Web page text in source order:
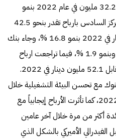
حقق نحو 45.1 مليون دينار مقابل 32.2 مليون في عام 2022 بنمو
قدرة 39.9 %، وجاء المتحد في المركز السادس بارباح تقدر بنحو 42.5
مليون دينار مقابل 36.4 مليون دينار في 2022 بنمو 16.8 %، وجاء بنك
وربة سابعا بنحو 19.6 مليون دينار وبنمو 1.9 %، فيما تراجعت ارباح
مع تحسن البيئة التشغيلية خلال
العام المالي 2023 مقارنة مع عام 2022، كما تأثرت الأرباح إيجابياً مع
أكثر من مرة خلال آخر عامين
الأميركي بالشكل الذي